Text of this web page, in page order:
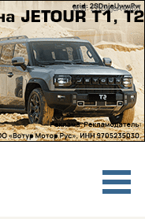
erid: 2SDnjeA4q63